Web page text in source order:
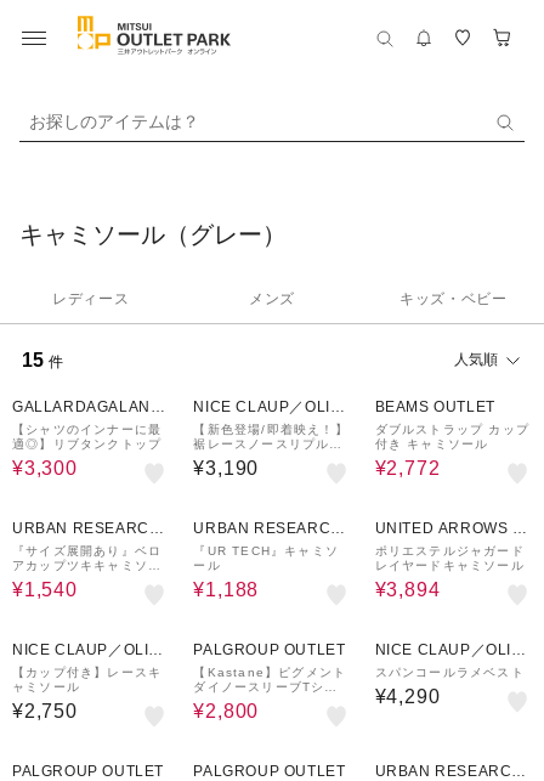
お探しのアイテムは？
キャミソール（グレー）
レディース メンズ キッズ・ベビー
15 件 人気順
GALLARDAGALANT
E【シャツのインナーに最
適◎】リブタンクトップ
¥3,300
NICE CLAUP／OLIV
E des OLIVE
【新色登場/即着映え！】
裾レースノースリプルオ
ーバー
¥3,190
BEAMS OUTLET
ダブルストラップ カップ
付き キャミソール
¥2,772
URBAN RESEARCH
ware house
『サイズ展開あり』ベロ
アカップツキキャミソー
ル
¥1,540
URBAN RESEARCH
ware house
『UR TECH』キャミソ
ール
¥1,188
UNITED ARROWS O
UTLET
ポリエステルジャガード
レイヤードキャミソール
¥3,894
NICE CLAUP／OLIV
E des OLIVE
【カップ付き】レースキ
ャミソール
¥2,750
PALGROUP OUTLET
【Kastane】ピグメント
ダイノースリーブTシャ
ツ
¥2,800
NICE CLAUP／OLIV
E des OLIVE
スパンコールラメベスト
¥4,290
PALGROUP OUTLET PALGROUP OUTLET
URBAN RESEARCH